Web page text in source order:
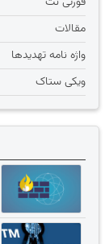
مقالات
واژه نامه تهديدها
ویکی ستاک